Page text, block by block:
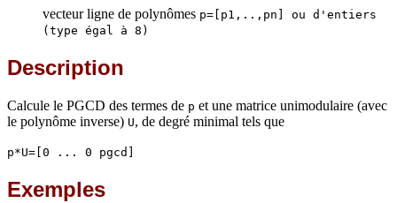
vecteur ligne de polynômes p=[p1,..,pn] ou d'entiers
(type égal à 8)
Description
Calcule le PGCD des termes de p et une matrice unimodulaire (avec
le polynôme inverse) U, de degré minimal tels que
p*U=[0 ... 0 pgcd]
Exemples